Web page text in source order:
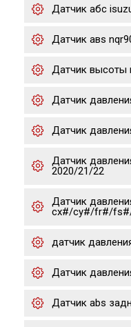
Датчик абс
Датчик авs
Датчик высоты
Датчик
Датчик
Датчик
2020/21/22
Датчик
cx#/cy#/fr#/fs#/
датчик
Датчик
Датчик abs